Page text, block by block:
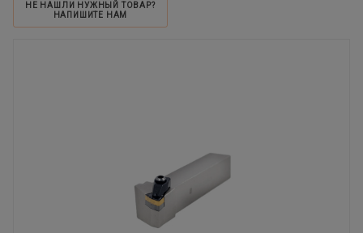
НЕ НАШЛИ НУЖНЫЙ ТОВАР?
НАПИШИТЕ НАМ